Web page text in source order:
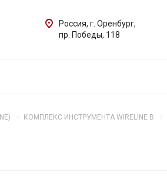
Россия, г. Оренбург,
пр. Победы, 118
КОМПЛЕКС ИНСТРУМЕНТА WIRELINE B